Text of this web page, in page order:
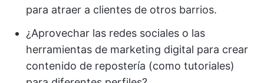
para atraer a clientes de otros barrios.
¿Aprovechar las redes sociales o las
herramientas de marketing digital para crear
contenido de repostería (como tutoriales)